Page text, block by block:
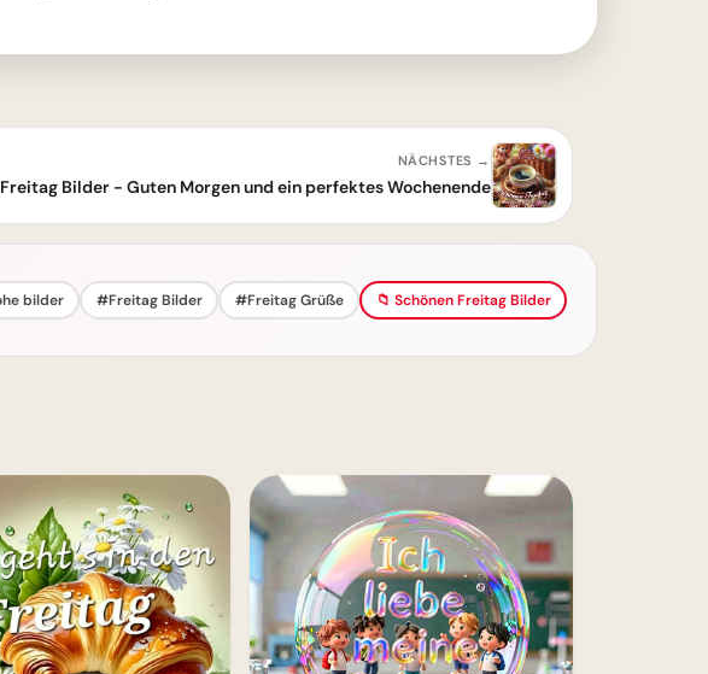
NÄCHSTES →
Bilder - Guten Morgen und ein perfektes Wochenende
bilder #Freitag Bilder #Freitag Grüße 📁 Schönen Freitag Bilder